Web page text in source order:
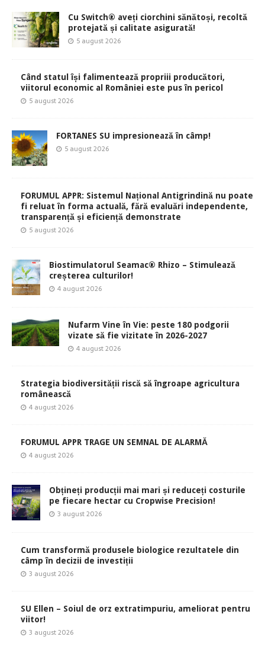
Cu Switch® aveți ciorchini sănătoși, recoltă
protejată și calitate asigurată!
5 august 2026
Când statul își falimentează propriii producători,
viitorul economic al României este pus în pericol
5 august 2026
FORTANES SU impresionează în câmp!
5 august 2026
FORUMUL APPR: Sistemul Național Antigrindină nu poate
fi reluat în forma actuală, fără evaluări independente,
transparență și eficiență demonstrate
5 august 2026
Biostimulatorul Seamac® Rhizo – Stimulează
creșterea culturilor!
4 august 2026
Nufarm Vine în Vie: peste 180 podgorii
vizate să fie vizitate în 2026-2027
4 august 2026
Strategia biodiversității riscă să îngroape agricultura
românească
4 august 2026
FORUMUL APPR TRAGE UN SEMNAL DE ALARMĂ
4 august 2026
Obțineți producții mai mari și reduceți costurile
pe fiecare hectar cu Cropwise Precision!
3 august 2026
Cum transformă produsele biologice rezultatele din
câmp în decizii de investiții
3 august 2026
SU Ellen – Soiul de orz extratimpuriu, ameliorat pentru
viitor!
3 august 2026